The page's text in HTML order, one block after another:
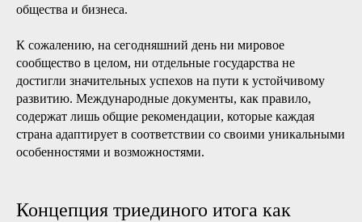
общества и бизнеса.
К сожалению, на сегодняшний день ни мировое
сообщество в целом, ни отдельные государства не
достигли значительных успехов на пути к устойчивому
развитию. Международные документы, как правило,
содержат лишь общие рекомендации, которые каждая
страна адаптирует в соответствии со своими уникальными
особенностями и возможностями.
Концепция триединого итога как